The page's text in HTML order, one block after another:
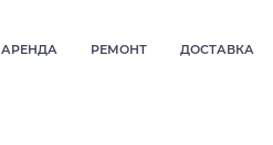
АРЕНДА РЕМОНТ ДОСТАВКА